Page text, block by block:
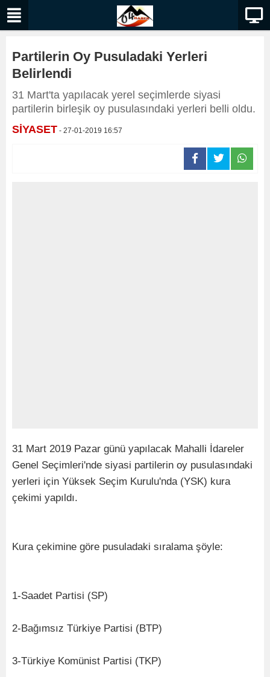
Partilerin Oy Pusuladaki Yerleri
Belirlendi
31 Mart'ta yapılacak yerel seçimlerde siyasi
partilerin birleşik oy pusulasındaki yerleri belli oldu.
SİYASET - 27-01-2019 16:57
31 Mart 2019 Pazar günü yapılacak Mahalli İdareler
Genel Seçimleri'nde siyasi partilerin oy pusulasındaki
yerleri için Yüksek Seçim Kurulu'nda (YSK) kura
çekimi yapıldı.
Kura çekimine göre pusuladaki sıralama şöyle:
1-Saadet Partisi (SP)
2-Bağımsız Türkiye Partisi (BTP)
3-Türkiye Komünist Partisi (TKP)